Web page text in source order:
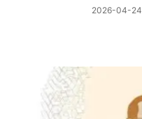
2026-04-24